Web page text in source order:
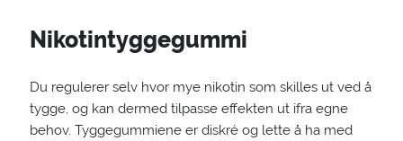
Nikotintyggegummi
Du regulerer selv hvor mye nikotin som skilles ut ved å
tygge, og kan dermed tilpasse effekten ut ifra egne
behov. Tyggegummiene er diskré og lette å ha med